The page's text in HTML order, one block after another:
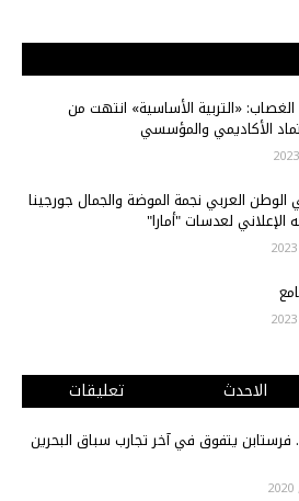
الغصاب: «التربية الأساسية» انتهت من
الأكاديمي والمؤسسي
العربي نجمة الموضة والجمال جورجينا
الإعلاني لعدسات "أمارا"
الاحدث تعليقات
1".. فرستابن يتفوق في آخر تجارب سباق البحرين